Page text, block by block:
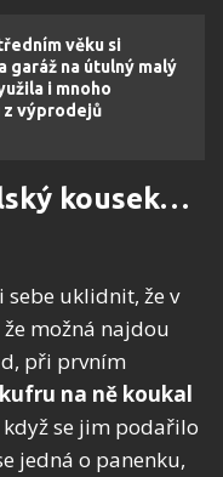
věku si
garáž na útulný malý
i mnoho
z výprodejů
kousek…
sebe uklidnit, že v
možná najdou
při prvním
na ně koukal
když se jim podařilo
jedná o panenku,